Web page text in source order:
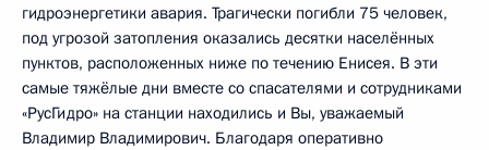
гидроэнергетики авария. Трагически погибли 75 человек,
под угрозой затопления оказались десятки населённых
пунктов, расположенных ниже по течению Енисея. В эти
самые тяжёлые дни вместе со спасателями и сотрудниками
«РусГидро» на станции находились и Вы, уважаемый
Владимир Владимирович. Благодаря оперативно